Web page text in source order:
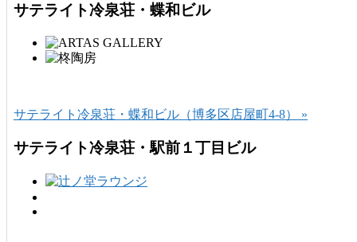
サテライト冷泉荘・蝶和ビル
サテライト冷泉荘・蝶和ビル（博多区店屋町4-8） »
サテライト冷泉荘・駅前１丁目ビル